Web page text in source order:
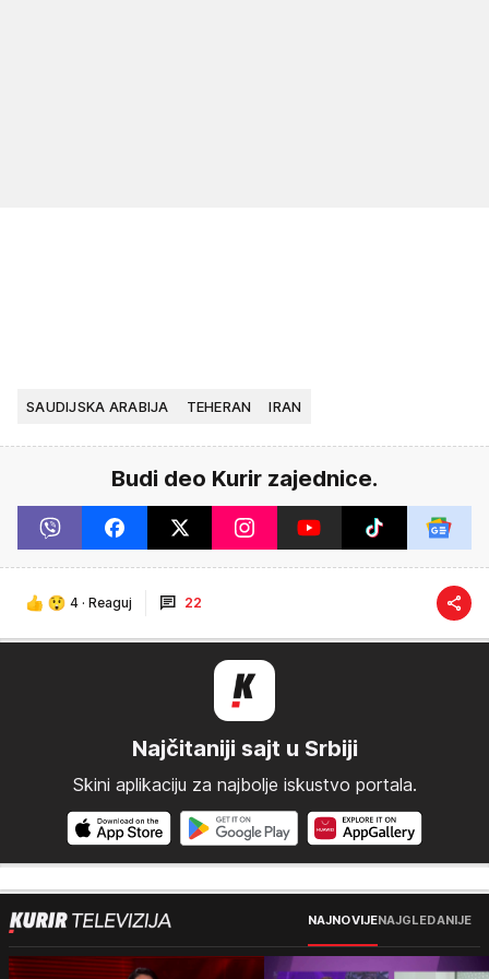
SAUDIJSKA ARABIJA TEHERAN IRAN
Budi deo Kurir zajednice.
4 · Reaguj 22
Najčitaniji sajt u Srbiji
Skini aplikaciju za najbolje iskustvo portala.
NAJNOVIJENAJGLEDANIJE